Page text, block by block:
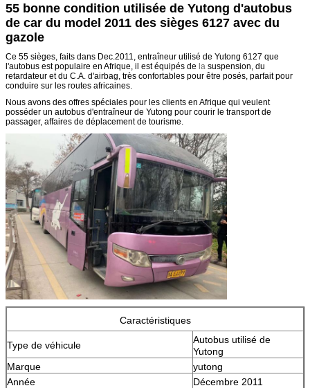
55 bonne condition utilisée de Yutong d'autobus
de car du model 2011 des sièges 6127 avec du
gazole
Ce 55 sièges, faits dans Dec.2011, entraîneur utilisé de Yutong 6127 que
l'autobus est populaire en Afrique, il est équipés de la suspension, du
retardateur et du C.A. d'airbag, très confortables pour être posés, parfait pour
conduire sur les routes africaines.
Nous avons des offres spéciales pour les clients en Afrique qui veulent
posséder un autobus d'entraîneur de Yutong pour courir le transport de
passager, affaires de déplacement de tourisme.
Caractéristiques
Type de véhicule
Autobus utilisé de
Yutong
Marque
yutong
Année
Décembre 2011